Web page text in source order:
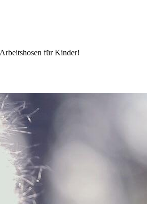
für Kinder!